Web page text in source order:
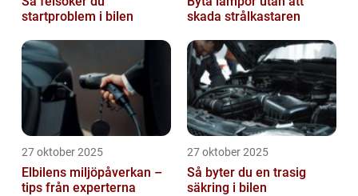
startproblem i bilen
skada strålkastaren
27 oktober 2025
Elbilens miljöpåverkan –
tips från experterna
27 oktober 2025
Så byter du en trasig
säkring i bilen